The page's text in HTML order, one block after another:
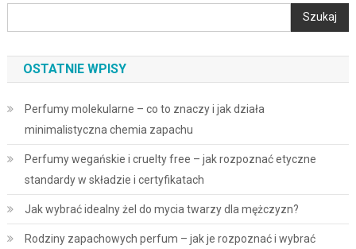
Szukaj
OSTATNIE WPISY
Perfumy molekularne – co to znaczy i jak działa
minimalistyczna chemia zapachu
Perfumy wegańskie i cruelty free – jak rozpoznać etyczne
standardy w składzie i certyfikatach
Jak wybrać idealny żel do mycia twarzy dla mężczyzn?
Rodziny zapachowych perfum – jak je rozpoznać i wybrać